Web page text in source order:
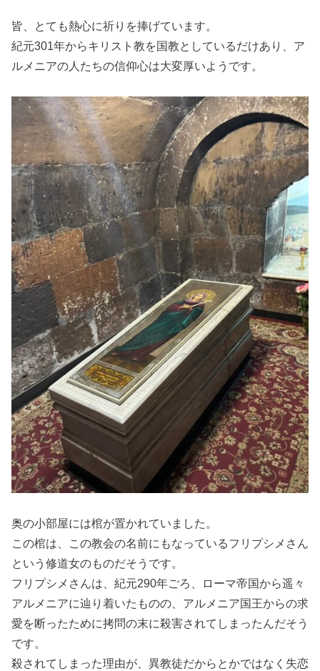
皆、とても熱心に祈りを捧げています。
紀元301年からキリスト教を国教としているだけあり、ア
ルメニアの人たちの信仰心は大変厚いようです。
奥の小部屋には棺が置かれていました。
この棺は、この教会の名前にもなっているフリプシメさん
という修道女のものだそうです。
フリプシメさんは、紀元290年ごろ、ローマ帝国から遥々
アルメニアに辿り着いたものの、アルメニア国王からの求
愛を断ったために拷問の末に殺害されてしまったんだそう
です。
殺されてしまった理由が、異教徒だからとかではなく失恋